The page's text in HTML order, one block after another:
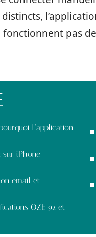
pas
l’application
sur iPhone
email et
OZE 92 et